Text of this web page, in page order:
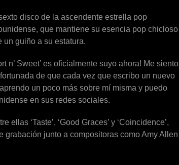
disco de la ascendente estrella pop
que mantiene su esencia pop chicloso
un guiño a su estatura.
n’ Sweet’ es oficialmente suyo ahora! Me siento
de que cada vez que escribo un nuevo
un poco más sobre mí misma y puedo
en sus redes sociales.
‘Taste’, ‘Good Graces’ y ‘Coincidence’,
junto a compositoras como Amy Allen